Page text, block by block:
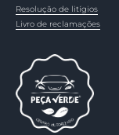
Resolução de litígios
Livro de reclamações